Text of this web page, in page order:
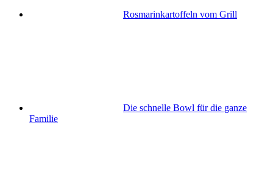
Rosmarinkartoffeln vom Grill
Die schnelle Bowl für die ganze
Familie